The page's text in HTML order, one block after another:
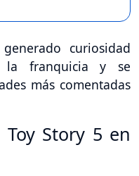
curiosidad
la franquicia y se
más comentadas
Toy Story 5 en